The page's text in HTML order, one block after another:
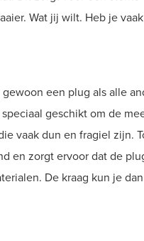
Wat jij wilt. Heb je
een plug als alle
geschikt om de
vaak dun en fragiel
en zorgt ervoor dat de
De kraag kun je